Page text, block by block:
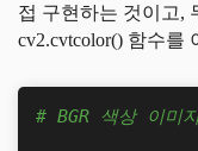
접 구현하는 것이고,
cv2.cvtcolor() 함수를
# BGR 색상 이미